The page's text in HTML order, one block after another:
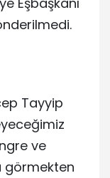
Tayyip
ve
görmekten